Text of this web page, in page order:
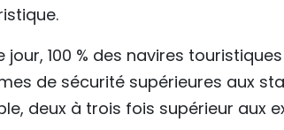
jour, 100 % des navires
de sécurité supérieures aux
deux à trois fois supérieur aux